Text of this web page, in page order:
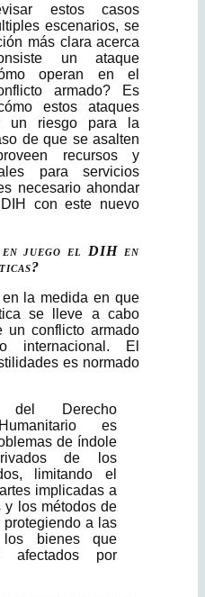
estos casos
escenarios, se
más clara acerca
un ataque
operan en el
armado? Es
estos ataques
un riesgo para la
de que se asalten
recursos y
para servicios
necesario ahondar
con este nuevo
juego el DIH en
la medida en que
se lleve a cabo
un conflicto armado
internacional. El
es normado
Derecho
es
de índole
de los
limitando el
implicadas a
y los métodos de
protegiendo a las
bienes que
afectados por